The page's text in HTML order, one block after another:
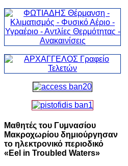
Μαθητές του Γυμνασίου
Μακροχωρίου δημιούργησαν
το ηλεκτρονικό περιοδικό
«Eel in Troubled Waters»